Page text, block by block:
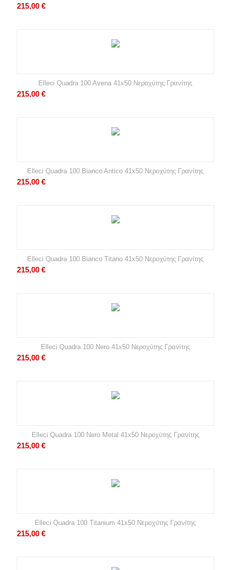
215,00 €
Elleci Quadra 100 Avena 41x50 Νεροχύτης Γρανίτης
215,00 €
Elleci Quadra 100 Bianco Antico 41x50 Νεροχύτης Γρανίτης
215,00 €
Elleci Quadra 100 Bianco Titano 41x50 Νεροχύτης Γρανίτης
215,00 €
Elleci Quadra 100 Nero 41x50 Νεροχύτης Γρανίτης
215,00 €
Elleci Quadra 100 Nero Metal 41x50 Νεροχύτης Γρανίτης
215,00 €
Elleci Quadra 100 Titanium 41x50 Νεροχύτης Γρανίτης
215,00 €